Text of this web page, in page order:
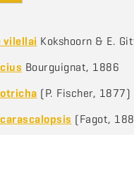
vilellai Kokshoorn & E.
Bourguignat, 1886
(P. Fischer, 1877)
(Fagot,